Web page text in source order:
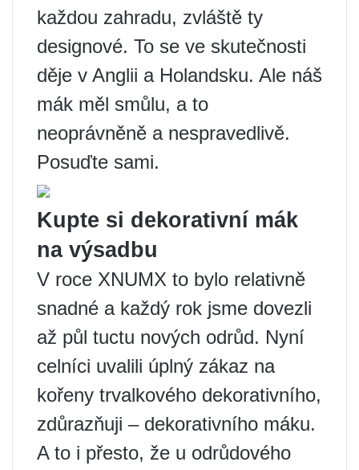
každou zahradu, zvláště ty
designové. To se ve skutečnosti
děje v Anglii a Holandsku. Ale náš
mák měl smůlu, a to
neoprávněně a nespravedlivě.
Posuďte sami.
Kupte si dekorativní mák
na výsadbu
V roce XNUMX to bylo relativně
snadné a každý rok jsme dovezli
až půl tuctu nových odrůd. Nyní
celníci uvalili úplný zákaz na
kořeny trvalkového dekorativního,
zdůrazňuji – dekorativního máku.
A to i přesto, že u odrůdového